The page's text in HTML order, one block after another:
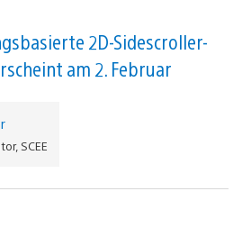
für
PS4
Video
2D-Sidescroller-
am 2. Februar
SCEE